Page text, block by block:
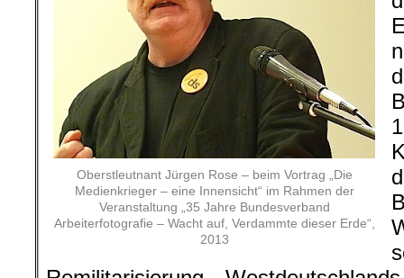
Oberstleutnant Jürgen Rose – beim Vortrag „Die
Medienkrieger – eine Innensicht“ im Rahmen der
Veranstaltung „35 Jahre Bundesverband
Arbeiterfotografie – Wacht auf, Verdammte dieser Erde“,
2013